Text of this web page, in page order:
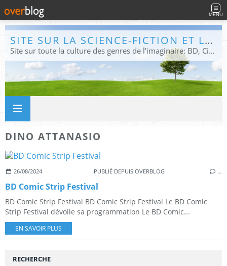
MENU
SITE SUR LA SCIENCE-FICTION ET LE FANTASTIQUE
Site sur toute la culture des genres de l'imaginaire: BD, Cinéma, Livre, Jeux, Théâtre. Présent dans les principaux festivals de film fantastique e de science-fiction, salons et conventions.
DINO ATTANASIO
26/08/2024 PUBLIÉ DEPUIS OVERBLOG …
BD Comic Strip Festival
BD Comic Strip Festival BD Comic Strip Festival Le BD Comic
Strip Festival dévoile sa programmation Le BD Comic...
EN SAVOIR PLUS
RECHERCHE